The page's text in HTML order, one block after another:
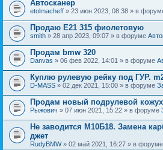
я
Автосканер
etolmacheff » 23 июн 2023, 08:38 » в
Продаю Е21 315 фиолетовую
smith » 28 апр 2023, 09:07 » в форуме
Продам bmw 320
Danvas » 06 фев 2022, 14:01 » в форуме
Куплю рулевую рейку под ГУР.
D-MASS » 02 дек 2021, 15:00 » в форуме
Продам новый подрулевой кожух
Рыжович » 07 июн 2021, 15:22 » в форуме
Не заводится М10Б18. Замена
джет
RudyBMW» 02 май 2021, 16:27 » в форуме